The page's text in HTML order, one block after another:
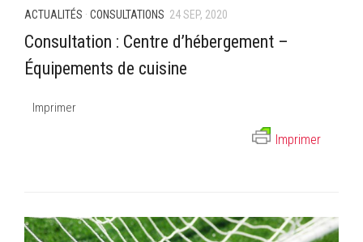
ACTUALITÉS · CONSULTATIONS 24 SEP, 2020
Consultation : Centre d’hébergement –
Équipements de cuisine
Imprimer
Imprimer